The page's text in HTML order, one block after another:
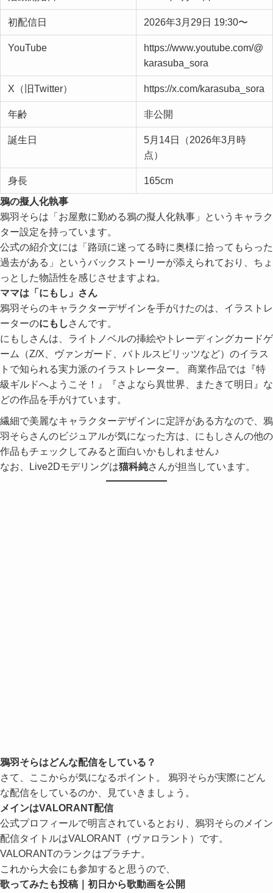
初配信日 2026年3月29日 19:30〜
karasuba_sora
X（旧Twitter）
年齢 非公開
誕生日
5月14日（2026年3月時
点）
身長
鴉の擬人化執事
鴉羽そらは「お屋敷に勤める鴉の擬人化執事」というキャラク
ター設定を持っています。
公式の紹介文には「路頭に迷ってる時に奥様に拾ってもらった
過去がある」というバックストーリーが添えられており、ちょ
っとした物語性を感じさせますよね。
ママは「にもし」さん
鴉羽そらのキャラクターデザインを手がけたのは、イラストレ
ーターの
にもし
さんです。
にもしさんは、ライトノベルの挿絵やトレーディングカードゲ
ーム（Z/X、ヴァンガード、バトルスピリッツなど）のイラス
トで知られる実力派のイラストレーター。 商業作品では『特
級ギルドへようこそ！』『さよなら異世界、またきて明日』な
どの作品を手がけています。
繊細で美麗なキャラクターデザインに定評がある方なので、鴉
羽そらさんのビジュアルが気になった方は、にもしさんの他の
作品もチェックしてみると面白いかもしれません♪
なお、Live2Dモデリングは猫科純さんが担当しています。
さて、ここからが気になるポイント。 鴉羽そらが実際にどん
な配信をしているのか、見ていきましょう。
メインはVALORANT配信
公式プロフィールで明言されているとおり、鴉羽そらのメイン
配信タイトルはVALORANT（ヴァロラント）です。
VALORANTのランクはプラチナ。
これから大会にも参加すると思うので、
歌ってみたも投稿｜初日から歌動画を公開
デビュー当日の2026年3月30日には、さっそく「幽霊東京」の